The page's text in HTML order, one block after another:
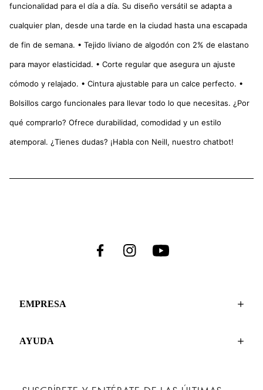
funcionalidad para el día a día. Su diseño versátil se adapta a
cualquier plan, desde una tarde en la ciudad hasta una escapada
de fin de semana. • Tejido liviano de algodón con 2% de elastano
para mayor elasticidad. • Corte regular que asegura un ajuste
cómodo y relajado. • Cintura ajustable para un calce perfecto. •
Bolsillos cargo funcionales para llevar todo lo que necesitas. ¿Por
qué comprarlo? Ofrece durabilidad, comodidad y un estilo
atemporal. ¿Tienes dudas? ¡Habla con Neill, nuestro chatbot!
EMPRESA
AYUDA